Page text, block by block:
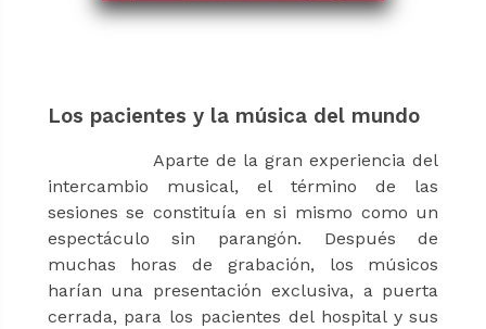
Los pacientes y la música del mundo
Aparte de la gran experiencia del
intercambio musical, el término de las
sesiones se constituía en si mismo como un
espectáculo sin parangón. Después de
muchas horas de grabación, los músicos
harían una presentación exclusiva, a puerta
cerrada, para los pacientes del hospital y sus